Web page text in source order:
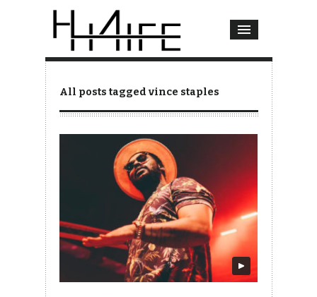
All posts tagged vince staples